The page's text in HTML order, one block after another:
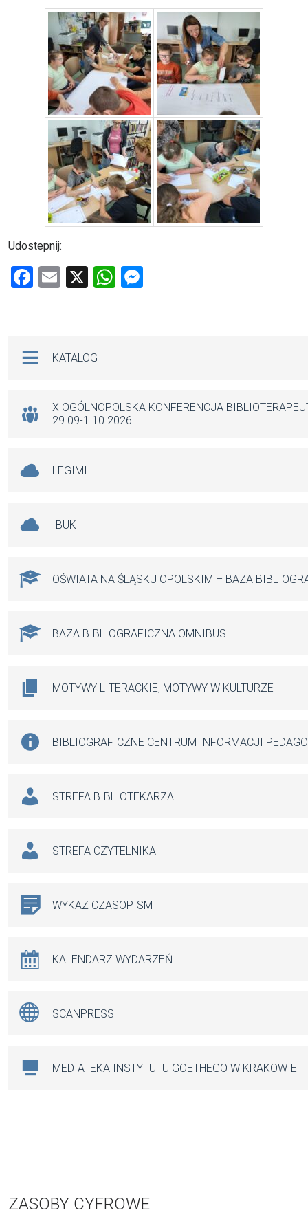
Udostepnij:
F
o
k
E
X
W
p
KATALOG
X OGÓLNOPOLSKA KONFERENCJA
29.09-1.10.2026
LEGIMI
IBUK
OŚWIATA NA ŚLĄSKU OPOLSKIM – BAZA
BAZA BIBLIOGRAFICZNA OMNIBUS
MOTYWY LITERACKIE, MOTYWY W KULTURZE
BIBLIOGRAFICZNE CENTRUM INFORMACJI
STREFA BIBLIOTEKARZA
STREFA CZYTELNIKA
WYKAZ CZASOPISM
KALENDARZ WYDARZEŃ
SCANPRESS
MEDIATEKA INSTYTUTU GOETHEGO W KRAKOWIE
ZASOBY CYFROWE